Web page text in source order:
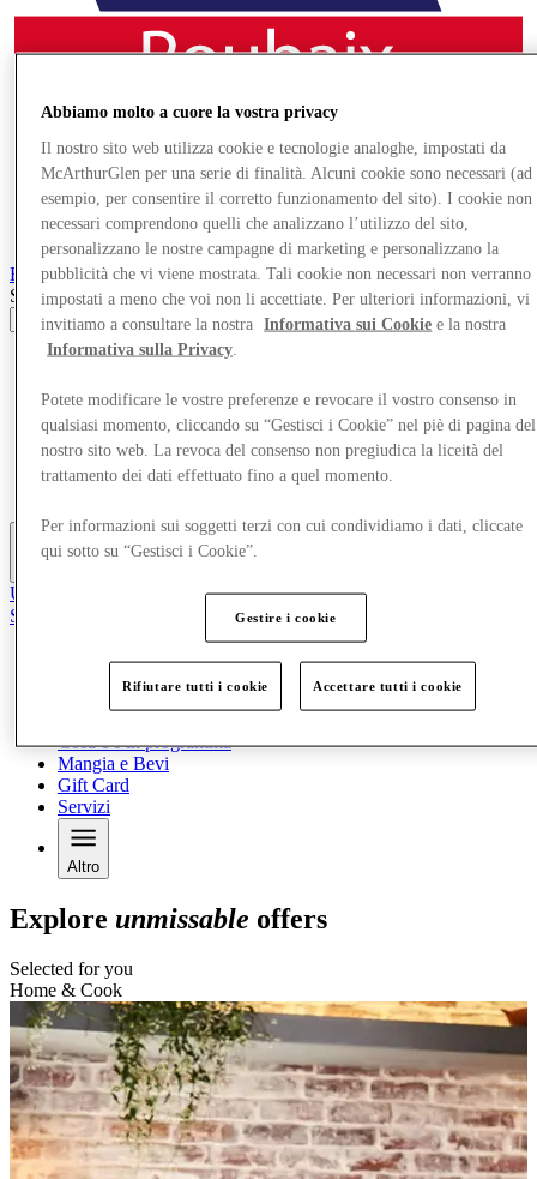
RoubaixDesigner Outlet
Search input
Negozi
Visita
Cosa c'è in programma
Mangia e Bevi
Gift Card
Unisciti al Club
Salvata
Cosa c'è in programma
Mangia e Bevi
Gift Card
Servizi
Altro
Explore unmissable offers
Selected for you
Home & Cook
Abbiamo molto a cuore la vostra privacy
Il nostro sito web utilizza cookie e tecnologie analoghe, impostati da
McArthurGlen per una serie di finalità. Alcuni cookie sono necessari (ad
esempio, per consentire il corretto funzionamento del sito). I cookie non
necessari comprendono quelli che analizzano l’utilizzo del sito,
personalizzano le nostre campagne di marketing e personalizzano la
pubblicità che vi viene mostrata. Tali cookie non necessari non verranno
impostati a meno che voi non li accettiate. Per ulteriori informazioni, vi
invitiamo a consultare la nostra
Informativa sui Cookie e la nostra
Informativa sulla Privacy.
Potete modificare le vostre preferenze e revocare il vostro consenso in
qualsiasi momento, cliccando su “Gestisci i Cookie” nel piè di pagina del
nostro sito web. La revoca del consenso non pregiudica la liceità del
trattamento dei dati effettuato fino a quel momento.
Per informazioni sui soggetti terzi con cui condividiamo i dati, cliccate
qui sotto su “Gestisci i Cookie”.
Gestire i cookie
Rifiutare tutti i cookie Accettare tutti i cookie